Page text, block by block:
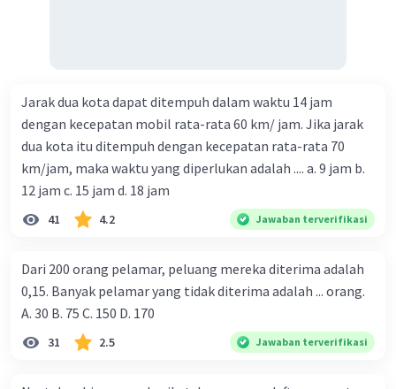
Jarak dua kota dapat ditempuh dalam waktu 14 jam
dengan kecepatan mobil rata-rata 60 km/ jam. Jika jarak
dua kota itu ditempuh dengan kecepatan rata-rata 70
km/jam, maka waktu yang diperlukan adalah .... a. 9 jam b.
12 jam c. 15 jam d. 18 jam
41 4.2 Jawaban terverifikasi
Dari 200 orang pelamar, peluang mereka diterima adalah
0,15. Banyak pelamar yang tidak diterima adalah ... orang.
A. 30 B. 75 C. 150 D. 170
31 2.5 Jawaban terverifikasi